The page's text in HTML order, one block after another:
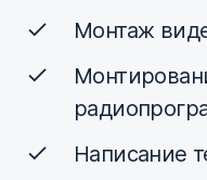
Монтаж
Написание